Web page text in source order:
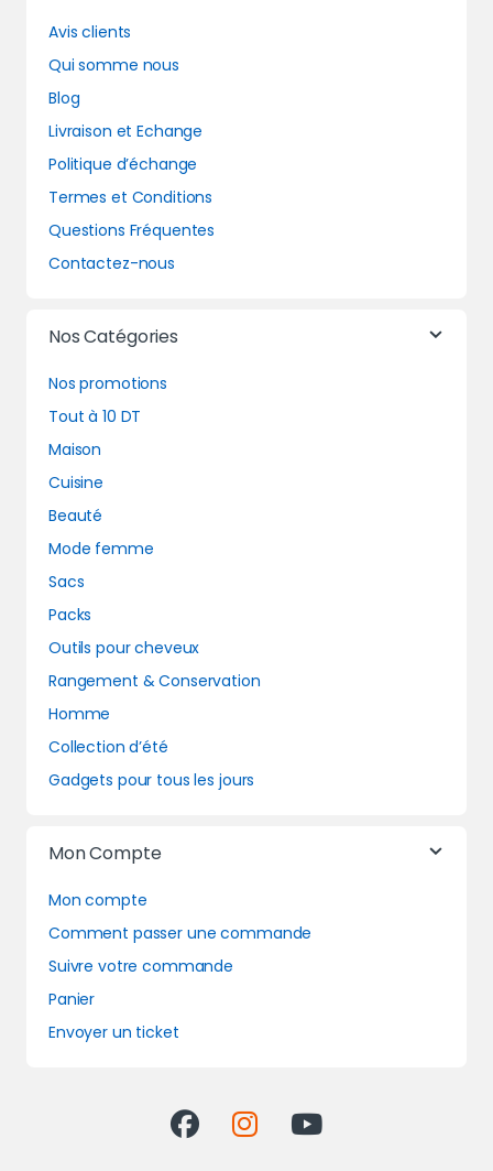
Avis clients
Qui somme nous
Blog
Livraison et Echange
Politique d’échange
Termes et Conditions
Questions Fréquentes
Contactez-nous
Nos Catégories
Nos promotions
Tout à 10 DT
Maison
Cuisine
Beauté
Mode femme
Sacs
Packs
Outils pour cheveux
Rangement & Conservation
Homme
Collection d’été
Gadgets pour tous les jours
Mon Compte
Mon compte
Comment passer une commande
Suivre votre commande
Panier
Envoyer un ticket